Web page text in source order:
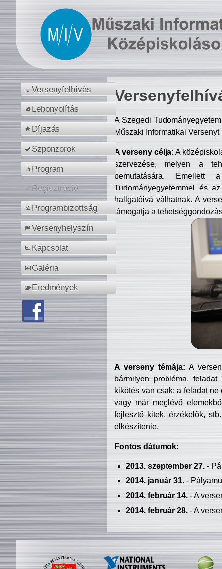
Versenyfelhívás
Lebonyolítás
Díjazás
Szponzorok
Program
Regisztráció
Programbizottság
Versenyhelyszín
Kapcsolat
Galéria
Eredmények
A Szegedi
Műszaki Informatikai
A verseny célja: A
szervezése, melyen a
bemutatására. Emellett
Tudományegyetemmel és
hallgatóivá válhatnak. A
támogatja a
A verseny témája: A
bármilyen probléma, feladat
kikötés van csak: a feladat
vagy már meglévő
fejlesztő kitek, érzékelők,
elkészítenie.
Fontos dátumok:
2013. szeptember 27.-
2014. január 31.-
2014. február 14.- A
2014. február 28.- A